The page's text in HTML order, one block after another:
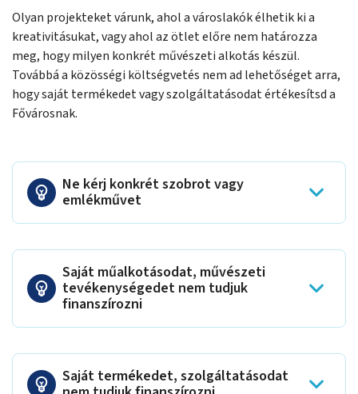
Olyan projekteket várunk, ahol a városlakók élhetik ki a
kreativitásukat, vagy ahol az ötlet előre nem határozza
meg, hogy milyen konkrét művészeti alkotás készül.
Továbbá a közösségi költségvetés nem ad lehetőséget arra,
hogy saját termékedet vagy szolgáltatásodat értékesítsd a
Fővárosnak.
Ne kérj konkrét szobrot vagy
emlékművet
Saját műalkotásodat, művészeti
tevékenységedet nem tudjuk
finanszírozni
Saját termékedet, szolgáltatásodat